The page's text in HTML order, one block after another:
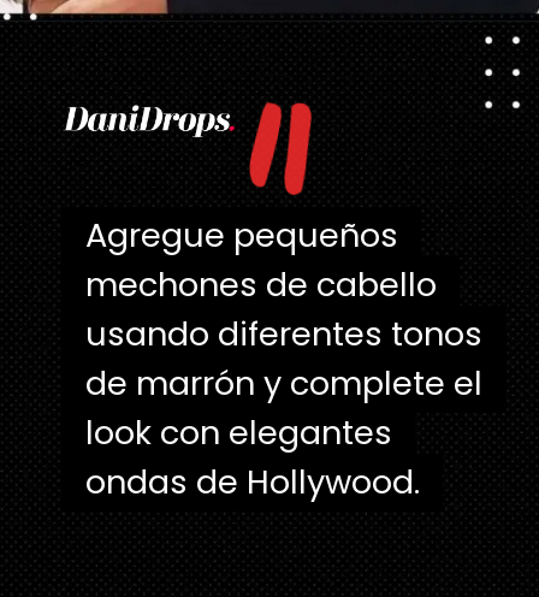
Abriendo... https://danidrops.com.br/es/categoria/pelo/
"
Agregue pequeños
mechones de cabello
usando diferentes tonos
de marrón y complete el
look con elegantes
ondas de Hollywood.
Agregue pequeños
mechones de cabello
usando diferentes tonos
de marrón y complete el
look con elegantes
ondas de Hollywood.